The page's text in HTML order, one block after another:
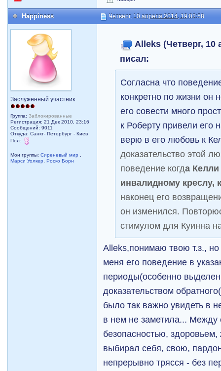
Happiness Четверг, 10 апреля 2014, 19:02:58
Заслуженный участник
Группа:Заблокированные
Регистрация: 21 Дек 2010, 23:16
Сообщений: 9011
Откуда: Санкт- Петербург - Киев
Пол:
Мои группы:Сиреневый мир ,
Марси Уолкер,Роско Борн
Alleks (Четверг, 10
писал:
Согласна что
конкретно по жизни
его совести много
к Роберту привели его
верю в его любовь к
доказательство этой
поведение когда
инвалидному креслу,
наконец его
он изменился.
стимулом для Куинна
Alleks,понимаю твою т.з.,
меня его поведение в
периоды(особенно
доказательством
было так важно увидеть в
в нем не заметила...
безопасностью,
выбирал себя, свою,
непрерывно трясся - без